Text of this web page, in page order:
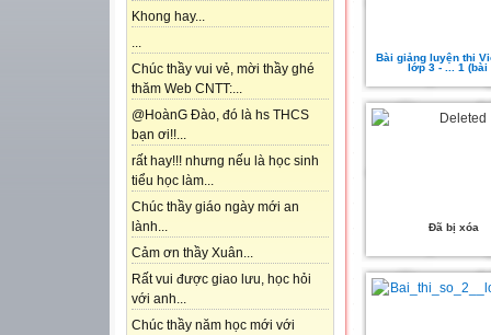
Khong hay...
...
Chúc thầy vui vẻ, mời thầy ghé
thăm Web CNTT:...
@HoànG Đào, đó là hs THCS
bạn ơi!!...
rất hay!!! nhưng nếu là học sinh
tiểu học làm...
Chúc thầy giáo ngày mới an
lành...
Cảm ơn thầy Xuân...
Rất vui được giao lưu, học hỏi
với anh...
Chúc thầy năm học mới với
Bài giảng luyện thi
lớp 3 - ... 1 (bài
Đã bị xóa